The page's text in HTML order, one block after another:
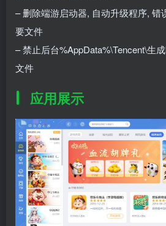
– 删除端游启动器, 自动升级程序, 错
要文件
– 禁止后台%AppData%\Tencent\生
文件
应用展示